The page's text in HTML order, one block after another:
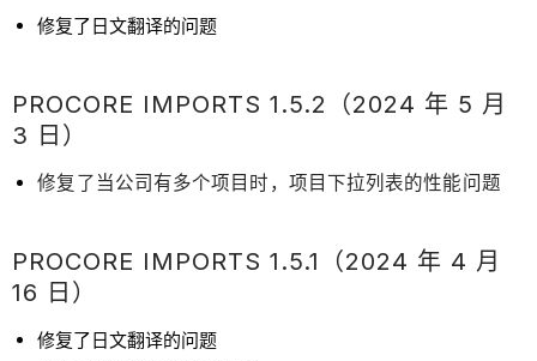
修复了日文翻译的问题
PROCORE IMPORTS 1.5.2（2024 年 5 月
3 日）
修复了当公司有多个项目时，项目下拉列表的性能问题
PROCORE IMPORTS 1.5.1（2024 年 4 月
16 日）
修复了日文翻译的问题